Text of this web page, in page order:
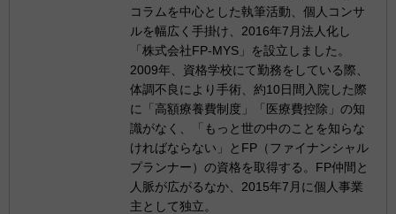
コラムを中心とした執筆活動、個人コンサ
ルを幅広く手掛け、2016年7月法人化し
「株式会社FP-MYS」を設立しました。
2009年、資格学校にて勤務をしている際、
体調不良により手術、約10日間入院した際
に「高額療養費制度」「医療費控除」の知
識がなく、「もっと世の中のことを知らな
ければならない」とFP（ファイナンシャル
プランナー）の資格を取得する。FP仲間と
人脈が広がるなか、2015年7月に個人事業
主として独立。